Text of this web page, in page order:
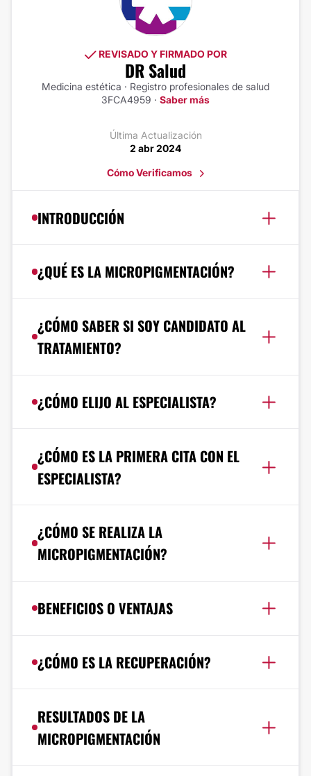
REVISADO Y FIRMADO POR
DR Salud
Medicina estética · Registro profesionales de salud
3FCA4959 · Saber más
Última Actualización
2 abr 2024
Cómo Verificamos
INTRODUCCIÓN
¿QUÉ ES LA MICROPIGMENTACIÓN?
¿CÓMO SABER SI SOY CANDIDATO AL
TRATAMIENTO?
¿CÓMO ELIJO AL ESPECIALISTA?
¿CÓMO ES LA PRIMERA CITA CON EL
ESPECIALISTA?
¿CÓMO SE REALIZA LA
MICROPIGMENTACIÓN?
BENEFICIOS O VENTAJAS
¿CÓMO ES LA RECUPERACIÓN?
RESULTADOS DE LA
MICROPIGMENTACIÓN